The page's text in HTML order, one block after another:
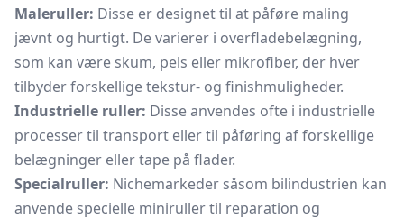
Maleruller: Disse er designet til at påføre maling
jævnt og hurtigt. De varierer i overfladebelægning,
som kan være skum, pels eller mikrofiber, der hver
tilbyder forskellige tekstur- og finishmuligheder.
Industrielle ruller: Disse anvendes ofte i industrielle
processer til transport eller til påføring af forskellige
belægninger eller tape på flader.
Specialruller: Nichemarkeder såsom bilindustrien kan
anvende specielle miniruller til reparation og